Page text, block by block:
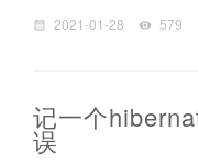
2021-01-28 579
记一个
误